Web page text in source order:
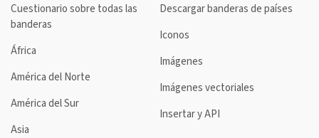
Cuestionario sobre todas las
banderas
África
América del Norte
América del Sur
Asia
Descargar banderas de países
Iconos
Imágenes
Imágenes vectoriales
Insertar y API